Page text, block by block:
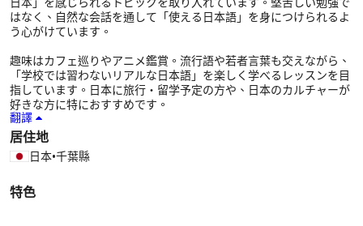
はなく、自然な会話を通して「使える日本語」を身につけられるよ
う心がけています。
趣味はカフェ巡りやアニメ鑑賞。流行語や若者言葉も交えながら、
「学校では習わないリアルな日本語」を楽しく学べるレッスンを目
指しています。日本に旅行・留学予定の方や、日本のカルチャーが
好きな方に特におすすめです。
翻譯
居住地
日本•千葉縣
特色